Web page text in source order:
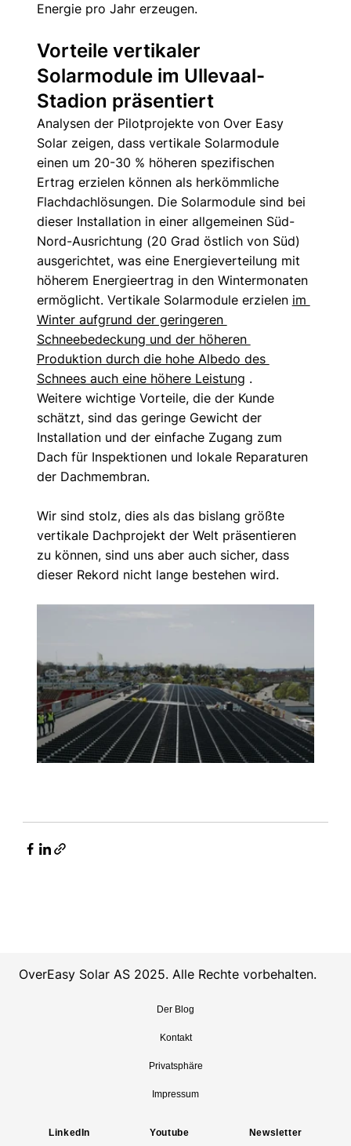
Energie pro Jahr erzeugen.
Vorteile vertikaler
Solarmodule im Ullevaal-
Stadion präsentiert
Analysen der Pilotprojekte von Over Easy
Solar zeigen, dass vertikale Solarmodule
einen um 20-30 % höheren spezifischen
Ertrag erzielen können als herkömmliche
Flachdachlösungen. Die Solarmodule sind bei
dieser Installation in einer allgemeinen Süd-
Nord-Ausrichtung (20 Grad östlich von Süd)
ausgerichtet, was eine Energieverteilung mit
höherem Energieertrag in den Wintermonaten
ermöglicht. Vertikale Solarmodule erzielen im
Winter aufgrund der geringeren
Schneebedeckung und der höheren
Produktion durch die hohe Albedo des
Schnees auch eine höhere Leistung .
Weitere wichtige Vorteile, die der Kunde
schätzt, sind das geringe Gewicht der
Installation und der einfache Zugang zum
Dach für Inspektionen und lokale Reparaturen
der Dachmembran.
Wir sind stolz, dies als das bislang größte
vertikale Dachprojekt der Welt präsentieren
zu können, sind uns aber auch sicher, dass
dieser Rekord nicht lange bestehen wird.
Der Blog
Kontakt
Privatsphäre
Impressum
OverEasy Solar AS 2025. Alle Rechte vorbehalten.
LinkedIn Youtube Newsletter